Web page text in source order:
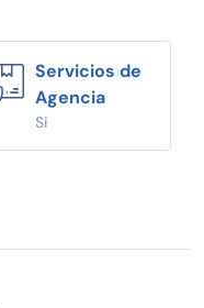
Servicios de
Agencia
Si